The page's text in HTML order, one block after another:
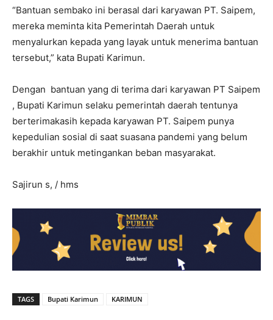
“Bantuan sembako ini berasal dari karyawan PT. Saipem,
mereka meminta kita Pemerintah Daerah untuk
menyalurkan kepada yang layak untuk menerima bantuan
tersebut,” kata Bupati Karimun.
Dengan bantuan yang di terima dari karyawan PT Saipem
, Bupati Karimun selaku pemerintah daerah tentunya
berterimakasih kepada karyawan PT. Saipem punya
kepedulian sosial di saat suasana pandemi yang belum
berakhir untuk metingankan beban masyarakat.
Sajirun s, / hms
TAGS Bupati Karimun KARIMUN